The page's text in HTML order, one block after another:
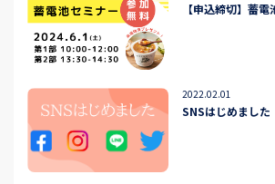
【申込締切】蓄
2022.02.01
SNSはじめました